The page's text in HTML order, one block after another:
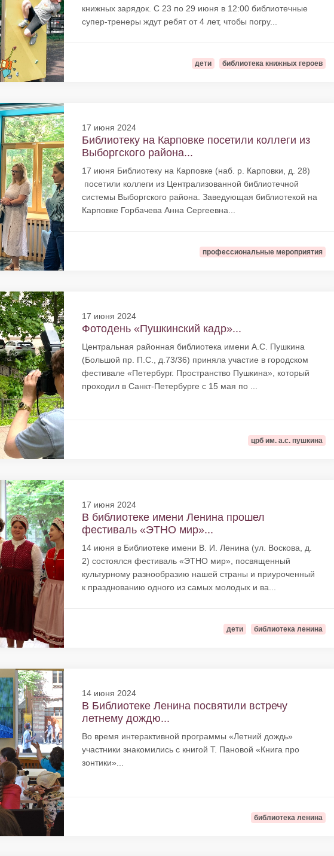
книжных зарядок. С 23 по 29 июня в 12:00 библиотечные
супер-тренеры ждут ребят от 4 лет, чтобы погру...
дети библиотека книжных героев
17 июня 2024
Библиотеку на Карповке посетили коллеги из
Выборгского района...
17 июня Библиотеку на Карповке (наб. р. Карповки, д. 28)
посетили коллеги из Централизованной библиотечной
системы Выборгского района. Заведующая библиотекой на
Карповке Горбачева Анна Сергеевна...
профессиональные мероприятия
17 июня 2024
Фотодень «Пушкинский кадр»...
Центральная районная библиотека имени А.С. Пушкина
(Большой пр. П.С., д.73/36) приняла участие в городском
фестивале «Петербург. Пространство Пушкина», который
проходил в Санкт-Петербурге с 15 мая по ...
црб им. а.с. пушкина
17 июня 2024
В библиотеке имени Ленина прошел
фестиваль «ЭТНО мир»...
14 июня в Библиотеке имени В. И. Ленина (ул. Воскова, д.
2) состоялся фестиваль «ЭТНО мир», посвященный
культурному разнообразию нашей страны и приуроченный
к празднованию одного из самых молодых и ва...
дети библиотека ленина
14 июня 2024
В Библиотеке Ленина посвятили встречу
летнему дождю...
Во время интерактивной программы «Летний дождь»
участники знакомились с книгой Т. Пановой «Книга про
зонтики»...
библиотека ленина